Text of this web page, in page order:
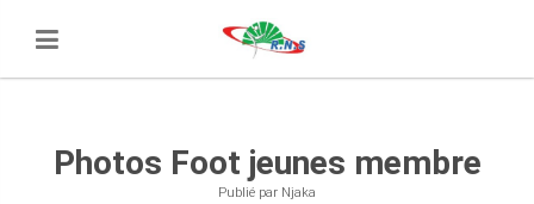
Photos Foot jeunes membre
Publié par Njaka